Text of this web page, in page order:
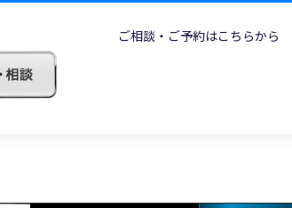
ご相談・ご予約はこちらから